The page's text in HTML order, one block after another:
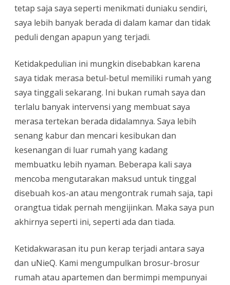
tetap saja saya seperti menikmati duniaku sendiri,
saya lebih banyak berada di dalam kamar dan tidak
peduli dengan apapun yang terjadi.
Ketidakpedulian ini mungkin disebabkan karena
saya tidak merasa betul-betul memiliki rumah yang
saya tinggali sekarang. Ini bukan rumah saya dan
terlalu banyak intervensi yang membuat saya
merasa tertekan berada didalamnya. Saya lebih
senang kabur dan mencari kesibukan dan
kesenangan di luar rumah yang kadang
membuatku lebih nyaman. Beberapa kali saya
mencoba mengutarakan maksud untuk tinggal
disebuah kos-an atau mengontrak rumah saja, tapi
orangtua tidak pernah mengijinkan. Maka saya pun
akhirnya seperti ini, seperti ada dan tiada.
Ketidakwarasan itu pun kerap terjadi antara saya
dan uNieQ. Kami mengumpulkan brosur-brosur
rumah atau apartemen dan bermimpi mempunyai